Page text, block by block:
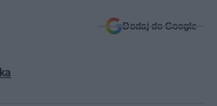
Dodaj do Google